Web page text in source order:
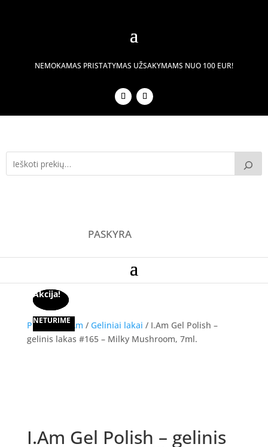
NEMOKAMAS PRISTATYMAS UŽSAKYMAMS NUO 100 EUR!
PASKYRA
Pradžia/I.Am / Geliniai lakai / I.Am Gel Polish –
gelinis lakas #165 – Milky Mushroom, 7ml.
I.Am Gel Polish – gelinis
Akcija!
Akcija!
Akcija!
NETURIME